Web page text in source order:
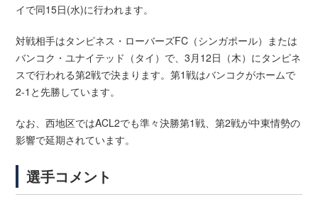
イで同15日(水)に行われます。
対戦相手はタンピネス・ローバーズFC（シンガポール）または
バンコク・ユナイテッド（タイ）で、3月12日（木）にタンピネ
スで行われる第2戦で決まります。第1戦はバンコクがホームで
2-1と先勝しています。
なお、西地区ではACL2でも準々決勝第1戦、第2戦が中東情勢の
影響で延期されています。
選手コメント